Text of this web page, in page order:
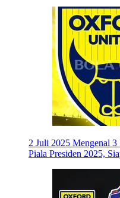
2 Juli 2025 Mengenal 3
Piala Presiden 2025,